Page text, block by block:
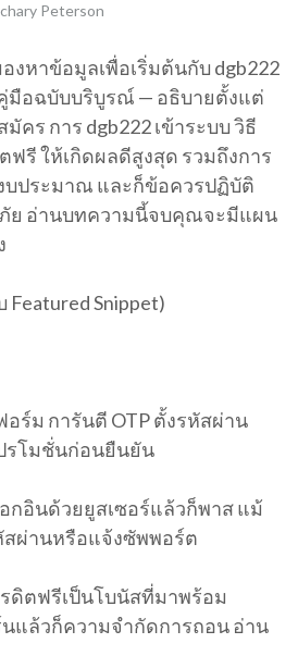
Peterson
หาข้อมูลเพื่อเริ่มต้นกับ dgb222
มือฉบับบริบูรณ์ — อธิบายตั้งแต่
คร การ dgb222 เข้าระบบ วิธี
ฟรี ให้เกิดผลดีสูงสุด รวมถึงการ
บประมาณ และก็ข้อควรปฏิบัติ
ย อ่านบทความนี้จบคุณจะมีแผน
Snippet)
อร์ม การันตี OTP ตั้งรหัสผ่าน
รโมชั่นก่อนยืนยัน
อกอินด้วยยูสเซอร์แล้วก็พาส แม้
ผ่านหรือแจ้งซัพพอร์ต
รดิตฟรีเป็นโบนัสที่มาพร้อม
นแล้วก็ความจำกัดการถอน อ่าน